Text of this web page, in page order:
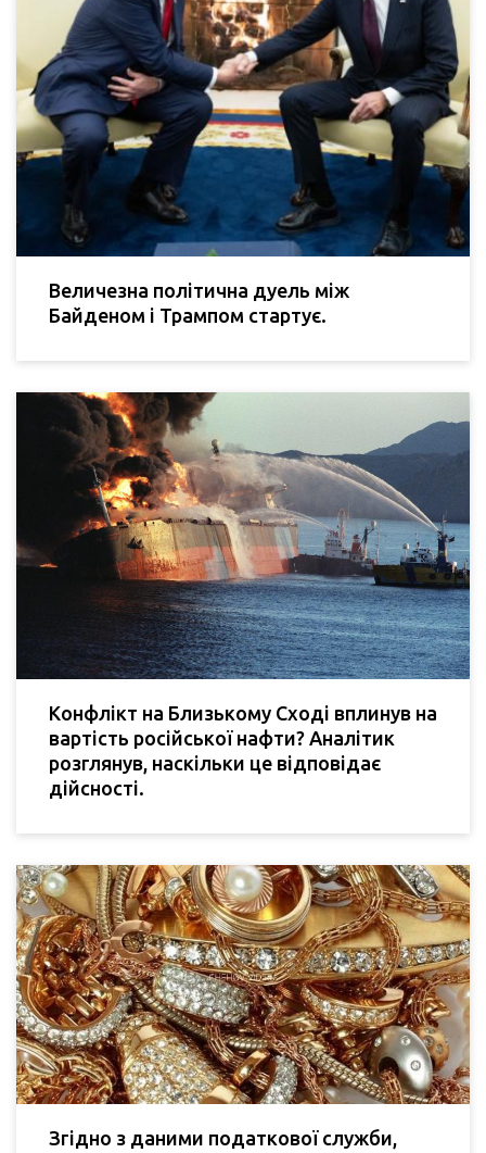
Величезна політична дуель між
Байденом і Трампом стартує.
Конфлікт на Близькому Сході вплинув на
вартість російської нафти? Аналітик
розглянув, наскільки це відповідає
дійсності.
Згідно з даними податкової служби,